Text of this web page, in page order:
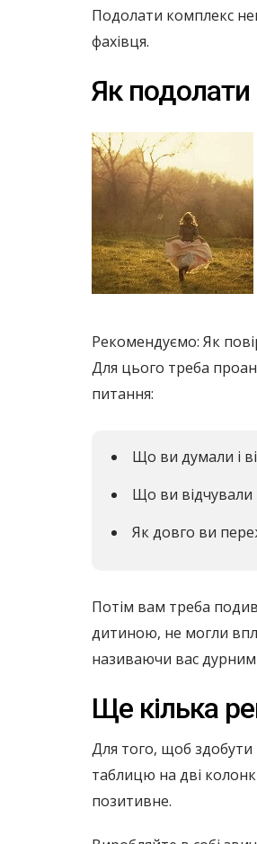
Подолати комплекс
фахівця.
Як подолати
Рекомендуємо: Як
Для цього треба
питання:
Що ви думали і
Що ви відчували
Як довго ви
Потім вам треба
дитиною, не могли
називаючи вас дурним
Ще кілька
Для того, щоб здобути
таблицю на дві
позитивне.